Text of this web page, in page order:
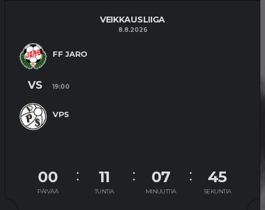
VEIKKAUSLIIGA
8.8.2026
FF JARO
VPS
VS 19:00
00
PÄIVÄÄ
11
TUNTIA
07
MINUUTTIA
45
SEKUNTIA